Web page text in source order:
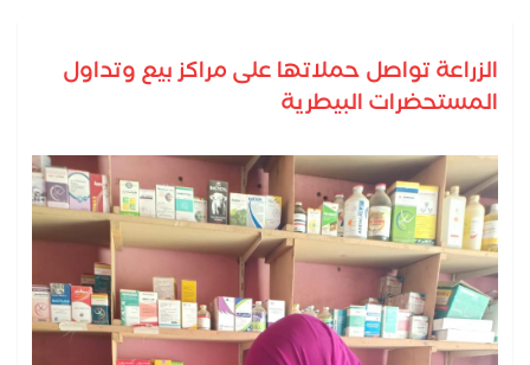
الزراعة تواصل حملاتها على مراكز بيع وتداول
المستحضرات البيطرية